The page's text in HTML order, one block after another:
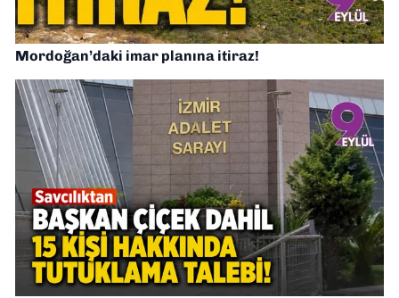
Mordoğan’daki imar planına itiraz!